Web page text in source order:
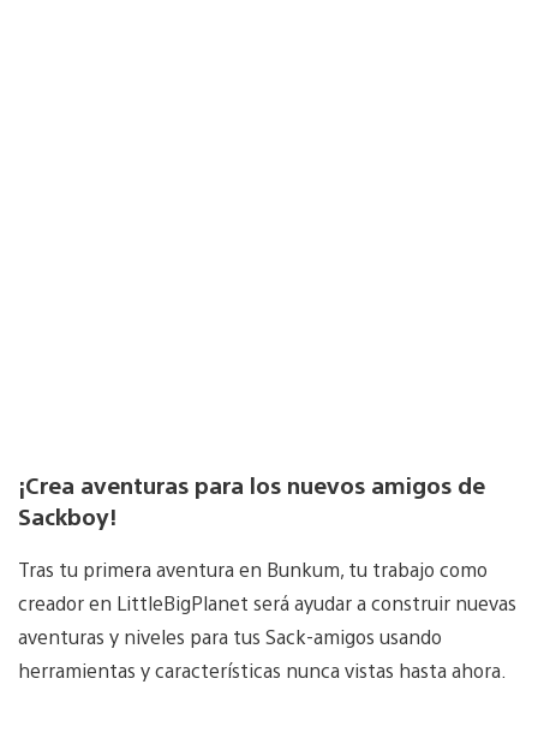
¡Crea aventuras para los nuevos amigos de
Sackboy!
Tras tu primera aventura en Bunkum, tu trabajo como
creador en LittleBigPlanet será ayudar a construir nuevas
aventuras y niveles para tus Sack-amigos usando
herramientas y características nunca vistas hasta ahora.